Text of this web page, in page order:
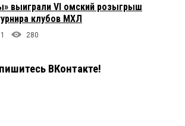
выиграли VI омский розыгрыш
клубов МХЛ
1 280
ВКонтакте!